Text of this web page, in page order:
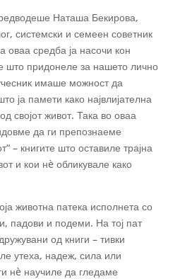
Наташа Бекирова,
системски и семеен советник
оваа средба ја насочи кон
што придонеле за нашето лично
имаше можност да
ја памети како највлијателна
својот живот. Така во оваа
да ги препознаеме
– книгите што оставиле трајна
и кои нè обликувале како
животна патека исполнета со
падови и подеми. На тој пат
од книги – тивки
утеха, надеж, сила или
нè научиле да гледаме